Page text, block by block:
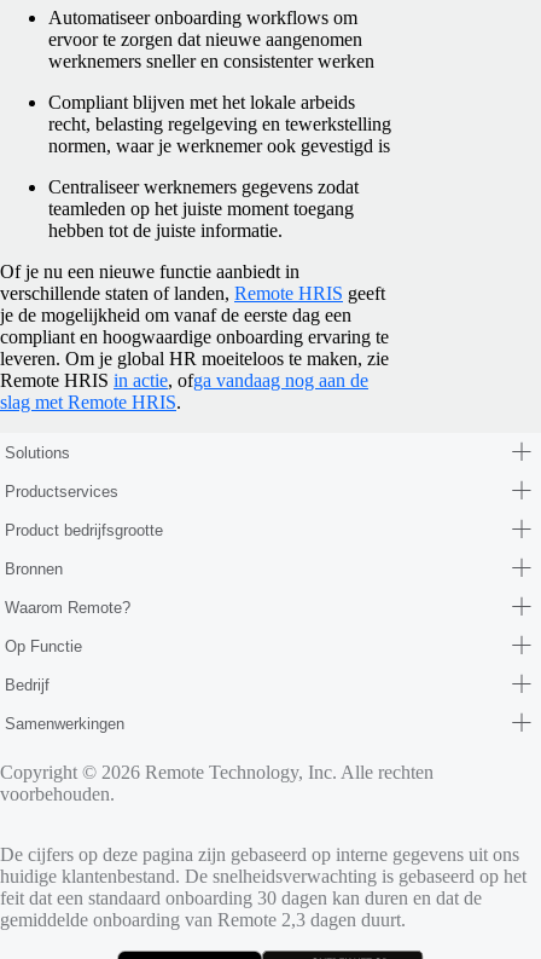
Automatiseer onboarding workflows om
ervoor te zorgen dat nieuwe aangenomen
werknemers sneller en consistenter werken
Compliant blijven met het lokale arbeids
recht, belasting regelgeving en tewerkstelling
normen, waar je werknemer ook gevestigd is
Centraliseer werknemers gegevens zodat
teamleden op het juiste moment toegang
hebben tot de juiste informatie.
Of je nu een nieuwe functie aanbiedt in
verschillende staten of landen, Remote HRIS geeft
je de mogelijkheid om vanaf de eerste dag een
compliant en hoogwaardige onboarding ervaring te
leveren. Om je global HR moeiteloos te maken, zie
Remote HRIS in actie, ofga vandaag nog aan de
slag met Remote HRIS.
Solutions
Productservices
Product bedrijfsgrootte
Bronnen
Waarom Remote?
Op Functie
Bedrijf
Samenwerkingen
Copyright © 2026 Remote Technology, Inc. Alle rechten
voorbehouden.
De cijfers op deze pagina zijn gebaseerd op interne gegevens uit ons
huidige klantenbestand. De snelheidsverwachting is gebaseerd op het
feit dat een standaard onboarding 30 dagen kan duren en dat de
gemiddelde onboarding van Remote 2,3 dagen duurt.